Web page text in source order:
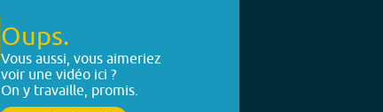
Oups.
Vous aussi, vous aimeriez
voir une vidéo ici ?
On y travaille, promis.